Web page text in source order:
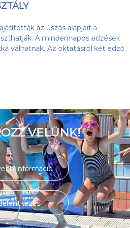
az úszás alapjait a
A mindennapos edzések
válhatnak. Az oktatásról két edző
VELÜNK!
információ